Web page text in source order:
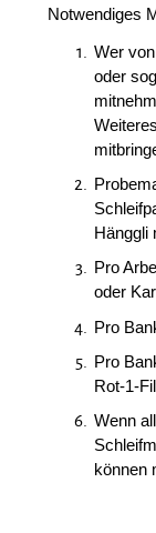
Notwendiges
Wer
oder
Hänggli
Pro
oder
Pro
Pro
Rot-1-
Wenn
können